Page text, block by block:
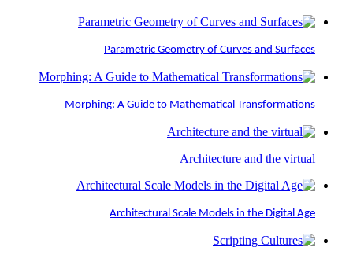
Parametric Geometry of Curves and Surfaces
Morphing: A Guide to Mathematical Transformations
Architecture and the virtual
Architectural Scale Models in the Digital Age